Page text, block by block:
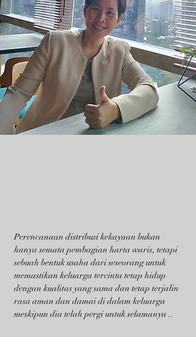
Perencanaan distribusi kekayaan bukan
hanya semata pembagian harta waris, tetapi
sebuah bentuk usaha dari seseorang untuk
memastikan keluarga tercinta tetap hidup
dengan kualitas yang sama dan tetap terjalin
rasa aman dan damai di dalam keluarga
meskipun dia telah pergi untuk selamanya ..